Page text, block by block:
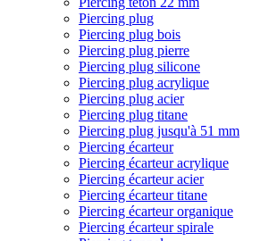
Piercing plug
Piercing plug bois
Piercing plug pierre
Piercing plug silicone
Piercing plug acrylique
Piercing plug acier
Piercing plug titane
Piercing plug jusqu'à 51 mm
Piercing écarteur
Piercing écarteur acrylique
Piercing écarteur acier
Piercing écarteur titane
Piercing écarteur organique
Piercing écarteur spirale